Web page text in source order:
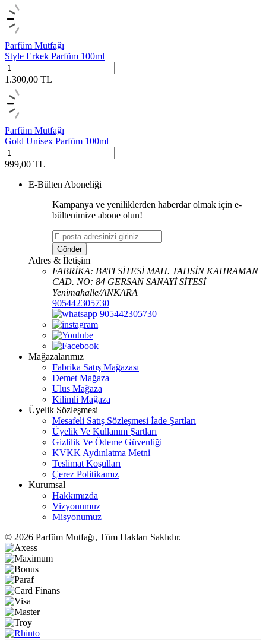
Parfüm Mutfağı
Style Erkek Parfüm 100ml
1.300,00 TL
Parfüm Mutfağı
Gold Unisex Parfüm 100ml
999,00 TL
E-Bülten Aboneliği
Kampanya ve yeniliklerden haberdar olmak için e-
bültenimize abone olun!
Gönder
Adres & İletişim
FABRİKA: BATI SİTESİ MAH. TAHSİN KAHRAMAN
CAD. NO: 84 GERSAN SANAYİ SİTESİ
Yenimahalle/ANKARA
905442305730
905442305730
Mağazalarımız
Fabrika Satış Mağazası
Demet Mağaza
Ulus Mağaza
Kilimli Mağaza
Üyelik Sözleşmesi
Mesafeli Satış Sözleşmesi İade Şartları
Üyelik Ve Kullanım Şartları
Gizlilik Ve Ödeme Güvenliği
KVKK Aydınlatma Metni
Teslimat Koşulları
Çerez Politikamız
Kurumsal
Hakkımızda
Vizyonumuz
Misyonumuz
©️ 2026 Parfüm Mutfağı, Tüm Hakları Saklıdır.